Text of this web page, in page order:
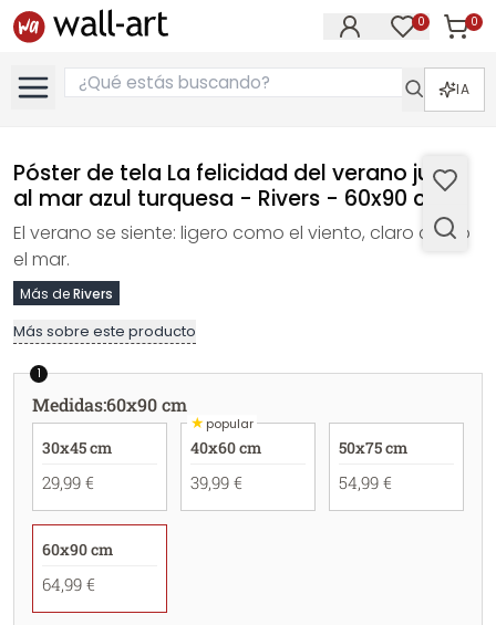
0 0
IA
Póster de tela La felicidad del verano junto
al mar azul turquesa - Rivers - 60x90 cm
El verano se siente: ligero como el viento, claro como
el mar.
Más deRivers
Más sobre este producto
1
Medidas:60x90 cm
30x45 cm
29,99 €
★popular
40x60 cm
39,99 €
50x75 cm
54,99 €
60x90 cm
64,99 €